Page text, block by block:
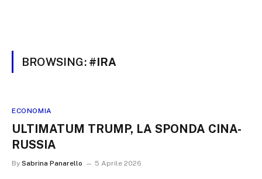
BROWSING: #IRA
ECONOMIA
ULTIMATUM TRUMP, LA SPONDA CINA-
RUSSIA
By Sabrina Panarello 5 Aprile 2026